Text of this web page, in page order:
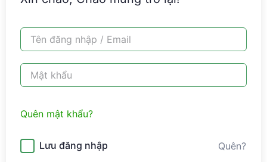
Quên mật khẩu?
Lưu đăng nhập Quên?